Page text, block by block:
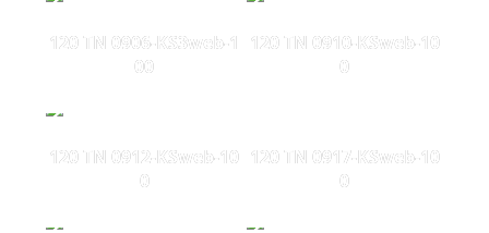
120 TN 0906-KS3web-1
00
120 TN 0910-KSweb-10
0
120 TN 0912-KSweb-10
0
120 TN 0917-KSweb-10
0